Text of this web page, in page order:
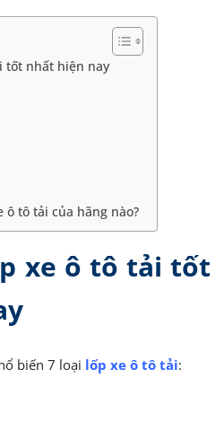
tốt nhất hiện nay
ô tô tải của hãng nào?
xe ô tô tải tốt
biến 7 loại lốp xe ô tô tải: